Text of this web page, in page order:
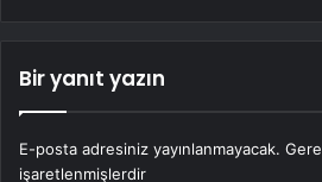
Bir yanıt yazın
E-posta adresiniz yayınlanmayacak.
işaretlenmişlerdir